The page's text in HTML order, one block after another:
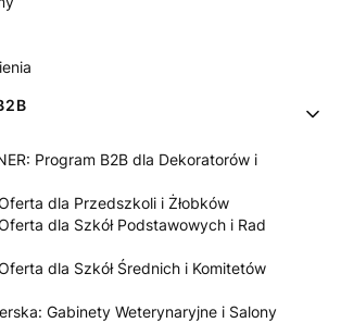
Program B2B dla Dekoratorów i
dla Przedszkoli i Żłobków
dla Szkół Podstawowych i Rad
dla Szkół Średnich i Komitetów
Gabinety Weterynaryjne i Salony